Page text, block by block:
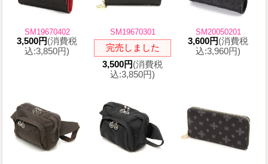
SM19670402
3,500円(消費税
込:3,850円)
SM19670301
完売しました
3,500円(消費税
込:3,850円)
SM20050201
3,600円(消費税
込:3,960円)